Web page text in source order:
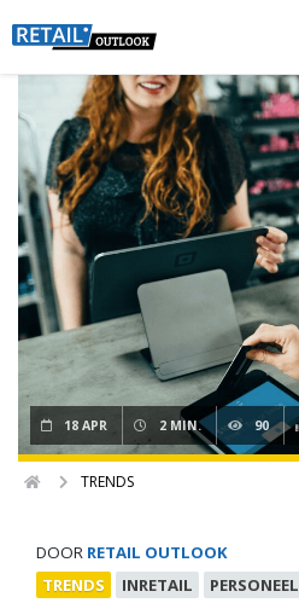
18 APR 2 MIN. 90
TRENDS
DOOR RETAIL OUTLOOK
TRENDS
INRETAIL PERSONEEL